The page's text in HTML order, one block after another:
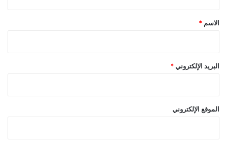
*
الاسم *
البريد الإلكتروني *
الموقع الإلكتروني